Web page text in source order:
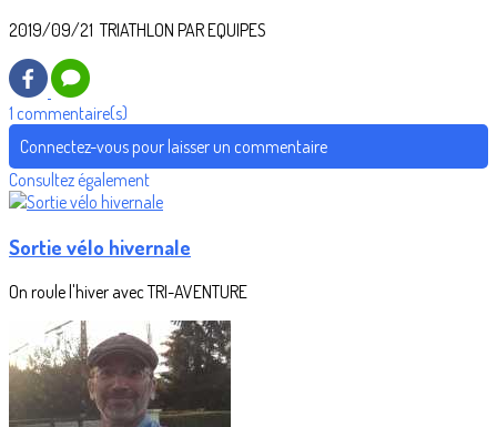
2019/09/21 TRIATHLON PAR EQUIPES
1 commentaire(s)
Connectez-vous pour laisser un commentaire
Consultez également
Sortie vélo hivernale
On roule l'hiver avec TRI-AVENTURE